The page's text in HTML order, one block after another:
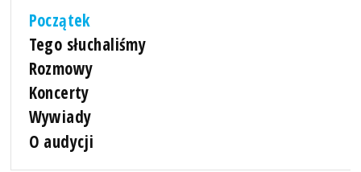
Początek
Tego słuchaliśmy
Rozmowy
Koncerty
Wywiady
O audycji